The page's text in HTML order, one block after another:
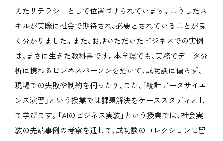
えたリテラシーとして位置づけられています。こうしたス
キルが実際に社会で期待され、必要とされていることが良
く分かりました。また、お話いただいたビジネスでの実例
は、まさに生きた教科書です。本学環でも、実務でデータ分
析に携わるビジネスパーソンを招いて、成功談に偏らず、
現場での失敗や制約を伺ったり、また、「統計データサイエ
ンス演習」という授業では課題解決をケーススタディとし
て学びます。「AIのビジネス実装」という授業では、社会実
装の先端事例の考察を通して、成功談のコレクションに留